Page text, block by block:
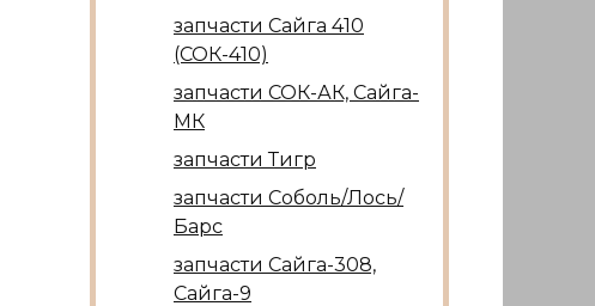
запчасти Сайга 410
(СОК-410)
запчасти СОК-АК, Сайга-
МК
запчасти Тигр
запчасти Соболь/Лось/
Барс
запчасти Сайга-308,
Сайга-9